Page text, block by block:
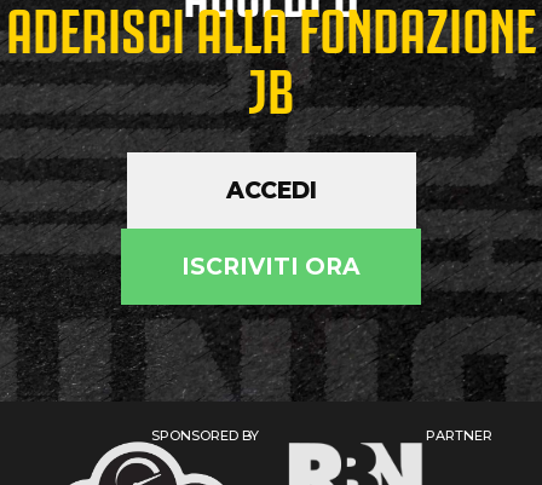
ADERISCI ALLA FONDAZIONE
JB
ACCEDI
ISCRIVITI ORA
SPONSORED BY PARTNER